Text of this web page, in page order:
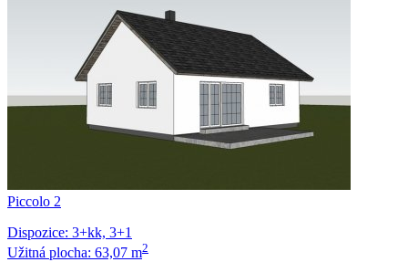
Piccolo 2
Dispozice: 3+kk, 3+1
Užitná plocha: 63,07 m2